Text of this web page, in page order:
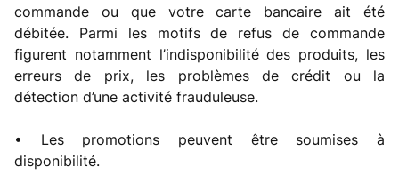
commande ou que votre carte bancaire ait été
débitée. Parmi les motifs de refus de commande
figurent notamment l’indisponibilité des produits, les
erreurs de prix, les problèmes de crédit ou la
détection d’une activité frauduleuse.
• Les promotions peuvent être soumises à
disponibilité.